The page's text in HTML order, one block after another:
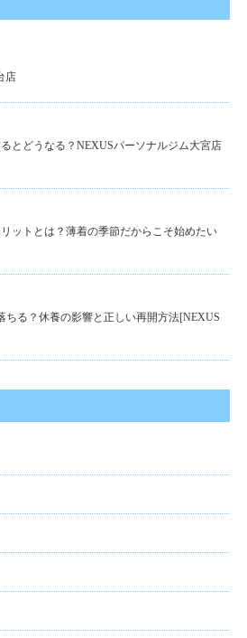
店
とどうなる？NEXUSパーソナルジム大宮店
ットとは？薄着の季節だからこそ始めたい
ちる？休養の影響と正しい再開方法[NEXUS